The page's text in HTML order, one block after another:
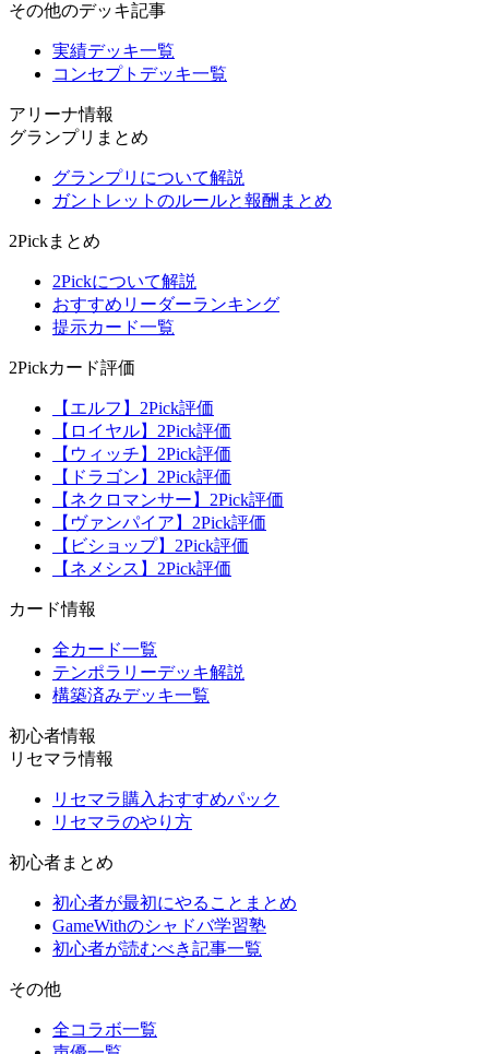
その他のデッキ記事
実績デッキ一覧
コンセプトデッキ一覧
アリーナ情報
グランプリまとめ
グランプリについて解説
ガントレットのルールと報酬まとめ
2Pickまとめ
2Pickについて解説
おすすめリーダーランキング
提示カード一覧
2Pickカード評価
【エルフ】2Pick評価
【ロイヤル】2Pick評価
【ウィッチ】2Pick評価
【ドラゴン】2Pick評価
【ネクロマンサー】2Pick評価
【ヴァンパイア】2Pick評価
【ビショップ】2Pick評価
【ネメシス】2Pick評価
カード情報
全カード一覧
テンポラリーデッキ解説
構築済みデッキ一覧
初心者情報
リセマラ情報
リセマラ購入おすすめパック
リセマラのやり方
初心者まとめ
初心者が最初にやることまとめ
GameWithのシャドバ学習塾
初心者が読むべき記事一覧
その他
全コラボ一覧